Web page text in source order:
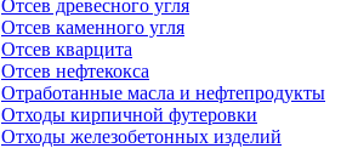
Отсев древесного угля
Отсев каменного угля
Отсев кварцита
Отсев нефтекокса
Отработанные масла и нефтепродукты
Отходы кирпичной футеровки
Отходы железобетонных изделий